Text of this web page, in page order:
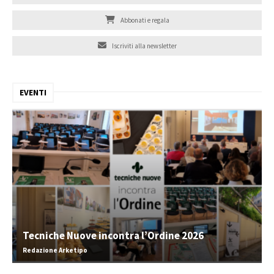
Abbonati e regala
Iscriviti alla newsletter
EVENTI
Tecniche Nuove incontra l’Ordine 2026
Redazione Arketipo